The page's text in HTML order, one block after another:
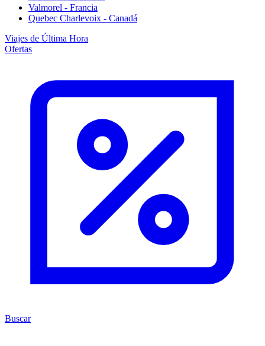
Valmorel - Francia
Quebec Charlevoix - Canadá
Viajes de Última Hora
Ofertas
Buscar